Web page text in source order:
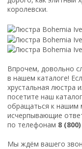
королевски.
Впрочем, довольно
в нашем каталоге!
хрустальная люстра
посетите наш
обращаться к нашим
исчерпывающие
по телефонам 8
Мы ждём вашего